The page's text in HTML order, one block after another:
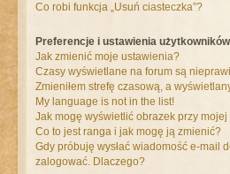
Co robi funkcja „Usuń ciasteczka”?
Preferencje i ustawienia użytkowników
Jak zmienić moje ustawienia?
Czasy wyświetlane na forum są
Zmieniłem strefę czasową, a
My language is not in the list!
Jak mogę wyświetlić obrazek przy
Co to jest ranga i jak mogę ją zmienić?
Gdy próbuję wysłać wiadomość e-mail
zalogować. Dlaczego?